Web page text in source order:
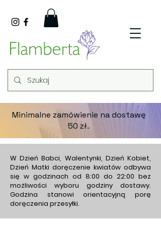
Minimalne zamówienie na dostawę
50 zł.
W Dzień Babci, Walentynki, Dzień Kobiet,
Dzień Matki doręczenie kwiatów odbywa
się w godzinach od 8:00 do 22:00 bez
możliwości wyboru godziny dostawy.
Godzina stanowi orientacyjną porę
doręczenia przesyłki.